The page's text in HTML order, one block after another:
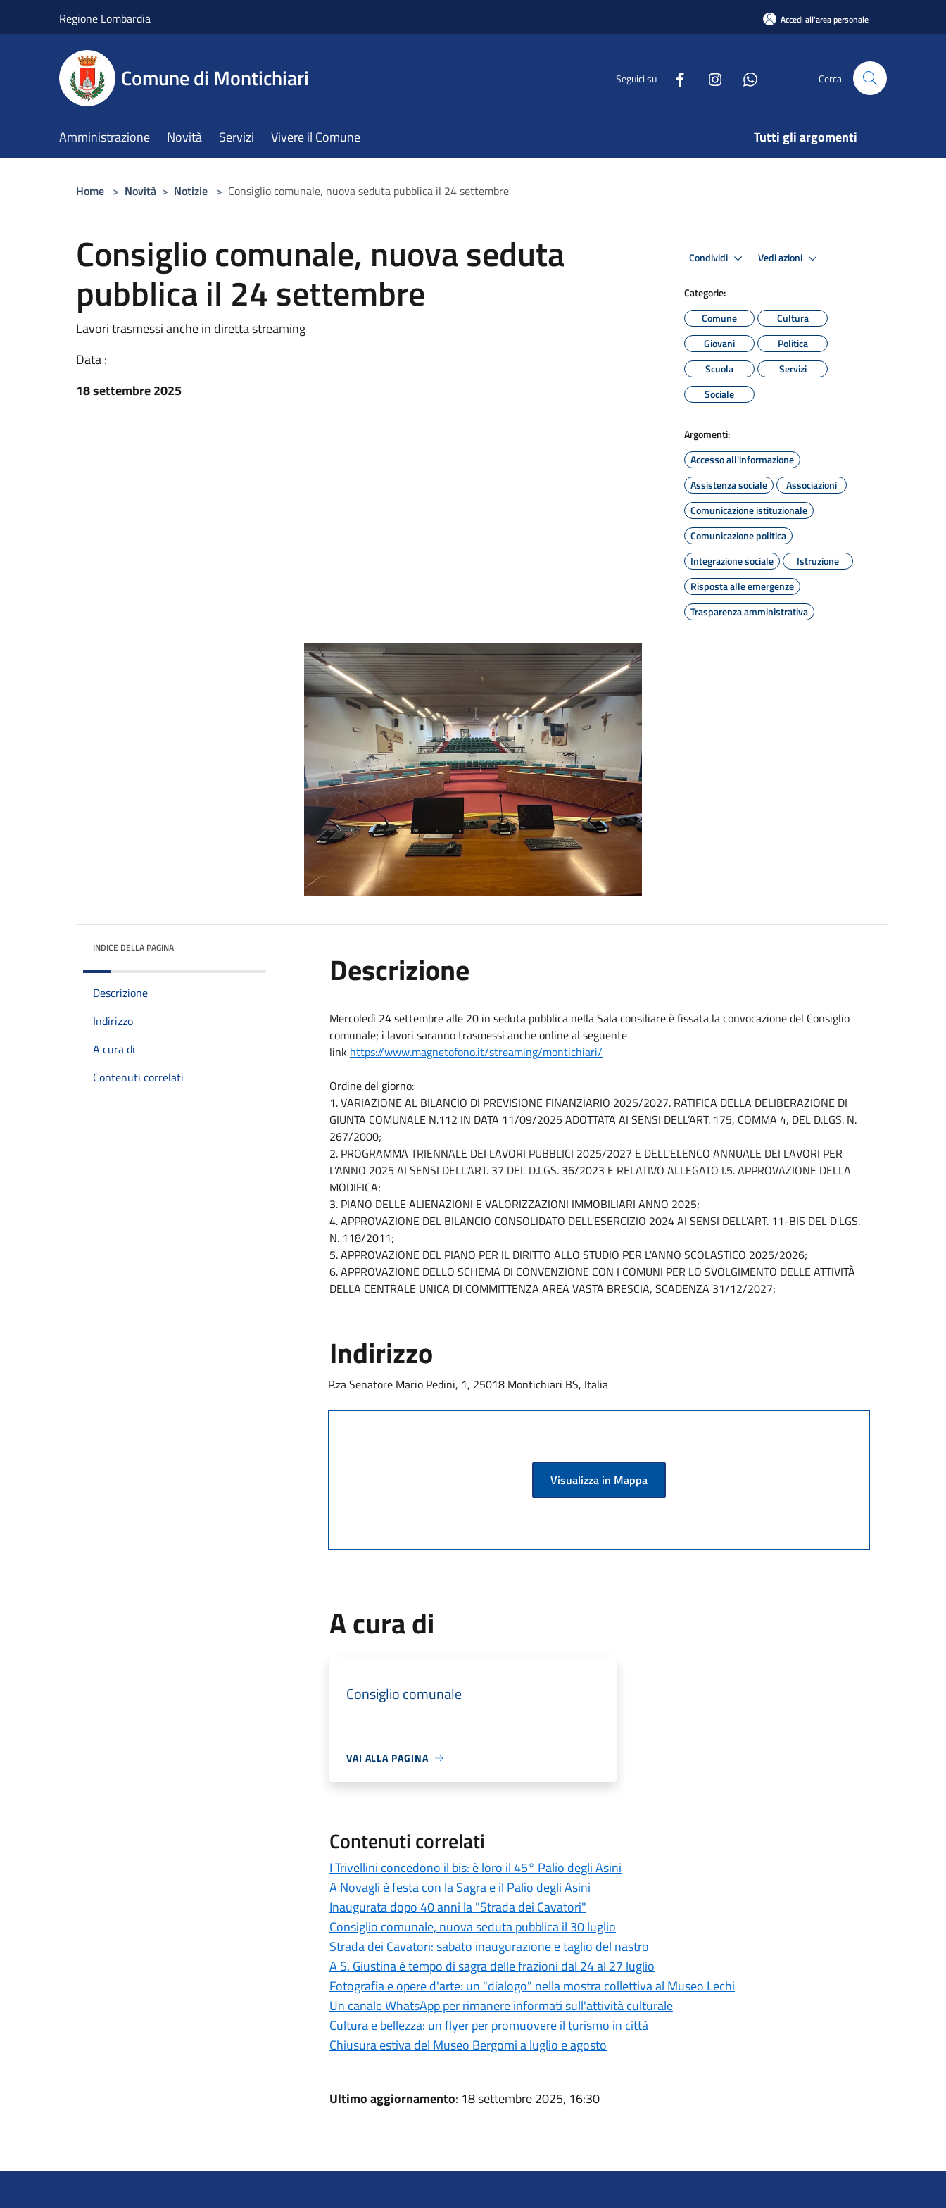
Regione Lombardia Accedi all'area personale
Comune di Montichiari Seguici su Cerca
Amministrazione Novità Servizi Vivere il Comune Tutti gli argomenti
Home > Novità > Notizie > Consiglio comunale, nuova seduta pubblica il 24 settembre
Consiglio comunale, nuova seduta
pubblica il 24 settembre
Lavori trasmessi anche in diretta streaming
Data :
18 settembre 2025
Condividi Vedi azioni
Categorie:
Comune
Cultura
Giovani
Politica
Scuola
Servizi
Sociale
Argomenti:
Accesso all'informazione
Assistenza sociale
Associazioni
Comunicazione istituzionale
Comunicazione politica
Integrazione sociale
Istruzione
Risposta alle emergenze
Trasparenza amministrativa
INDICE DELLA PAGINA
Descrizione
Indirizzo
A cura di
Contenuti correlati
Descrizione
Mercoledì 24 settembre alle 20 in seduta pubblica nella Sala consiliare è fissata la convocazione del Consiglio
comunale; i lavori saranno trasmessi anche online al seguente
link https://www.magnetofono.it/streaming/montichiari/
Ordine del giorno:
1. VARIAZIONE AL BILANCIO DI PREVISIONE FINANZIARIO 2025/2027. RATIFICA DELLA DELIBERAZIONE DI
GIUNTA COMUNALE N.112 IN DATA 11/09/2025 ADOTTATA AI SENSI DELL’ART. 175, COMMA 4, DEL D.LGS. N.
267/2000;
2. PROGRAMMA TRIENNALE DEI LAVORI PUBBLICI 2025/2027 E DELL'ELENCO ANNUALE DEI LAVORI PER
L'ANNO 2025 AI SENSI DELL'ART. 37 DEL D.LGS. 36/2023 E RELATIVO ALLEGATO I.5. APPROVAZIONE DELLA
MODIFICA;
3. PIANO DELLE ALIENAZIONI E VALORIZZAZIONI IMMOBILIARI ANNO 2025;
4. APPROVAZIONE DEL BILANCIO CONSOLIDATO DELL'ESERCIZIO 2024 AI SENSI DELL'ART. 11-BIS DEL D.LGS.
N. 118/2011;
5. APPROVAZIONE DEL PIANO PER IL DIRITTO ALLO STUDIO PER L'ANNO SCOLASTICO 2025/2026;
6. APPROVAZIONE DELLO SCHEMA DI CONVENZIONE CON I COMUNI PER LO SVOLGIMENTO DELLE ATTIVITÀ
DELLA CENTRALE UNICA DI COMMITTENZA AREA VASTA BRESCIA, SCADENZA 31/12/2027;
Indirizzo
P.za Senatore Mario Pedini, 1, 25018 Montichiari BS, Italia
Visualizza in Mappa
A cura di
Consiglio comunale
VAI ALLA PAGINA
Contenuti correlati
I Trivellini concedono il bis: è loro il 45° Palio degli Asini
A Novagli è festa con la Sagra e il Palio degli Asini
Inaugurata dopo 40 anni la "Strada dei Cavatori"
Consiglio comunale, nuova seduta pubblica il 30 luglio
Strada dei Cavatori: sabato inaugurazione e taglio del nastro
A S. Giustina è tempo di sagra delle frazioni dal 24 al 27 luglio
Fotografia e opere d'arte: un "dialogo" nella mostra collettiva al Museo Lechi
Un canale WhatsApp per rimanere informati sull'attività culturale
Cultura e bellezza: un flyer per promuovere il turismo in città
Chiusura estiva del Museo Bergomi a luglio e agosto
Ultimo aggiornamento: 18 settembre 2025, 16:30